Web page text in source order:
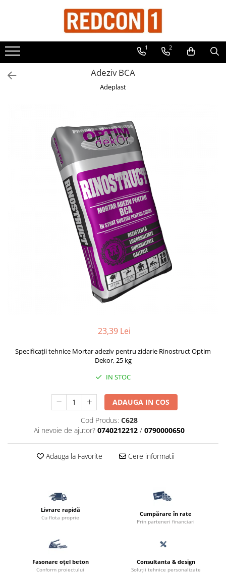
Toate Produsele
Materiale de constructii
Adezivi, mortare si tencuieli
Echipamente de protectie
Grund pentru tencuiala decorativa
Placi gips carton
Roabe si Betoniere
Sisteme Gips-Carton
Tencuiala decorativa
Accesorii pentru termosistem
Vopsea lavabila pentru interior
Pavele si borduri
Pavele
Boltari finisati
Bordura piscina
Contratreapta
Delimitari
1 2
Adeziv BCA
Adeplast
23,39 Lei
Specificații tehnice Mortar adeziv pentru zidarie Rinostruct Optim
Dekor, 25 kg
IN STOC
ADAUGA IN COS
Cod Produs: C628
Ai nevoie de ajutor? 0740212212 / 0790000650
Adauga la Favorite Cere informatii
Livrare rapidă
Cu flota proprie Cumpărare în rate
Prin parteneri financiari
Fasonare oțel beton
Conform proiectului
Consultanta & design
Soluții tehnice personalizate